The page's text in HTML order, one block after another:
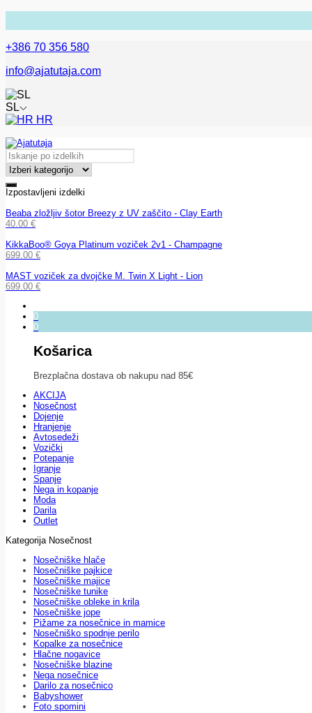
+386 70 356 580
info@ajatutaja.com
SL
HR
Izpostavljeni izdelki
Beaba zložljiv šotor Breezy z UV zaščito - Clay Earth
40.00 €
KikkaBoo® Goya Platinum voziček 2v1 - Champagne
699.00 €
MAST voziček za dvojčke M. Twin X Light - Lion
699.00 €
0
0
Košarica
Brezplačna dostava ob nakupu nad 85€
AKCIJA
Nosečnost
Dojenje
Hranjenje
Avtosedeži
Vozički
Potepanje
Igranje
Spanje
Nega in kopanje
Moda
Darila
Outlet
Kategorija Nosečnost
Nosečniške hlače
Nosečniške pajkice
Nosečniške majice
Nosečniške tunike
Nosečniške obleke in krila
Nosečniške jope
Pižame za nosečnice in mamice
Nosečniško spodnje perilo
Kopalke za nosečnice
Hlačne nogavice
Nosečniške blazine
Nega nosečnice
Darilo za nosečnico
Babyshower
Foto spomini